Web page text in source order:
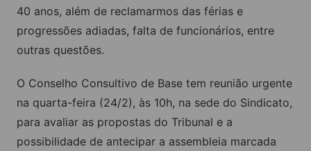
40 anos, além de reclamarmos das férias e
progressões adiadas, falta de funcionários, entre
outras questões.
O Conselho Consultivo de Base tem reunião urgente
na quarta-feira (24/2), às 10h, na sede do Sindicato,
para avaliar as propostas do Tribunal e a
possibilidade de antecipar a assembleia marcada